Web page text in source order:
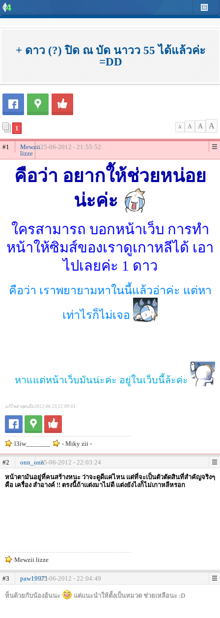
+ ดาว (?) ปิด ณ บัด นาวว 55 ได้แล้วค่ะ
=DD
1 A A A A
#1
Mewzii
lizze
25-06-2012 - 21:55:52
คือว่า อยากใ้ห้ช่วยหน่อย
น่ะค่ะ
ใครสามารถ บอกหน้าเว็บ การทำ
หน้าให้ซิมส์ของเราดูเกาหลีได้ เอา
ไปเลยค่ะ 1 ดาว
คือว่า เราพยายามหาในนี้แล้วอ่าค่ะ แต่หา
เท่าไรก็ไม่เจอ
หาแแต่หน้าเว็บมันน่ะค่ะ อยู่ในเว็บนี้ล้ะค่ะ
แก้ไขล่าสุดเมื่อ 2012-06-25 22:09:01
l3iw_______ - Miky zii -
#2 onn_onn25-06-2012 - 22:03:24
หน้าตามันอยู่ที่คนสร้างหนะ ว่าจะดูดีแค่ไหน แต่ที่จะเป็นตัวตัดสินที่สำคัญจริงๆ
คือ เครื่อง สำอางค์ !! ตรงนี้ถ้าแต่งมาไม่ดี แต่งยังไงก็ไม่เกาหลีหรอก
Mewzii lizze
#3 paw1997125-06-2012 - 22:04:49
ห็นด้วยกับน้องอ้นนะ แต่แนะนำให้ตั้งเป็นหมวด ช่วยเหลือนะ :D